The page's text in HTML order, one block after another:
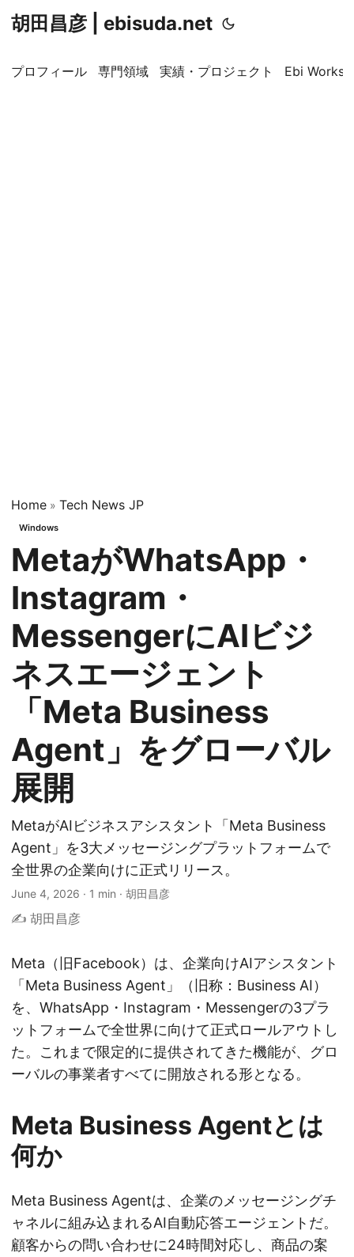
胡田昌彦 | ebisuda.net
プロフィール 専門領域 実績・プロジェクト Ebi
Home » Tech News JP
Windows
MetaがWhatsApp・
Instagram・
MessengerにAIビジ
ネスエージェント
「Meta Business
Agent」をグローバル
展開
MetaがAIビジネスアシスタント「Meta Business
Agent」を3大メッセージングプラットフォームで
全世界の企業向けに正式リリース。
June 4, 2026 · 1 min · 胡田昌彦
✍️ 胡田昌彦
Meta（旧Facebook）は、企業向けAIアシスタント
「Meta Business Agent」（旧称：Business AI）
を、WhatsApp・Instagram・Messengerの3プラ
ットフォームで全世界に向けて正式ロールアウトし
た。これまで限定的に提供されてきた機能が、グロ
ーバルの事業者すべてに開放される形となる。
Meta Business Agentとは
何か
Meta Business Agentは、企業のメッセージングチ
ャネルに組み込まれるAI自動応答エージェントだ。
顧客からの問い合わせに24時間対応し、商品の案